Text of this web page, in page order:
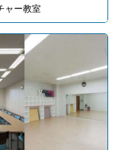
ャー教室